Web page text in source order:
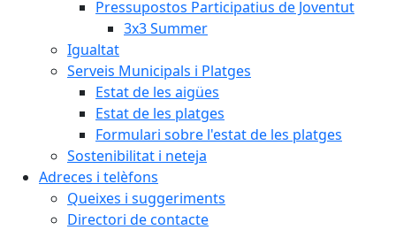
Pressupostos Participatius de Joventut
3x3 Summer
Igualtat
Serveis Municipals i Platges
Estat de les aigües
Estat de les platges
Formulari sobre l'estat de les platges
Sostenibilitat i neteja
Adreces i telèfons
Queixes i suggeriments
Directori de contacte